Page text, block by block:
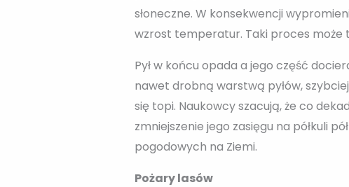
słoneczne. W konsekwencji
wzrost temperatur. Taki proces może
Pył w końcu opada a jego część
nawet drobną warstwą pyłów,
się topi. Naukowcy szacują, że co
zmniejszenie jego zasięgu na półkuli
pogodowych na Ziemi.
Pożary lasów